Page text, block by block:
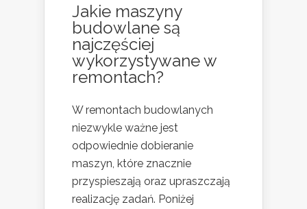
Jakie maszyny
budowlane są
najczęściej
wykorzystywane w
remontach?
W remontach budowlanych
niezwykle ważne jest
odpowiednie dobieranie
maszyn, które znacznie
przyspieszają oraz upraszczają
realizację zadań. Poniżej